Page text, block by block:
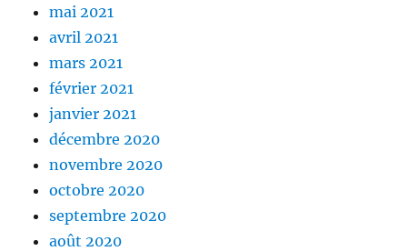
mai 2021
avril 2021
mars 2021
février 2021
janvier 2021
décembre 2020
novembre 2020
octobre 2020
septembre 2020
août 2020